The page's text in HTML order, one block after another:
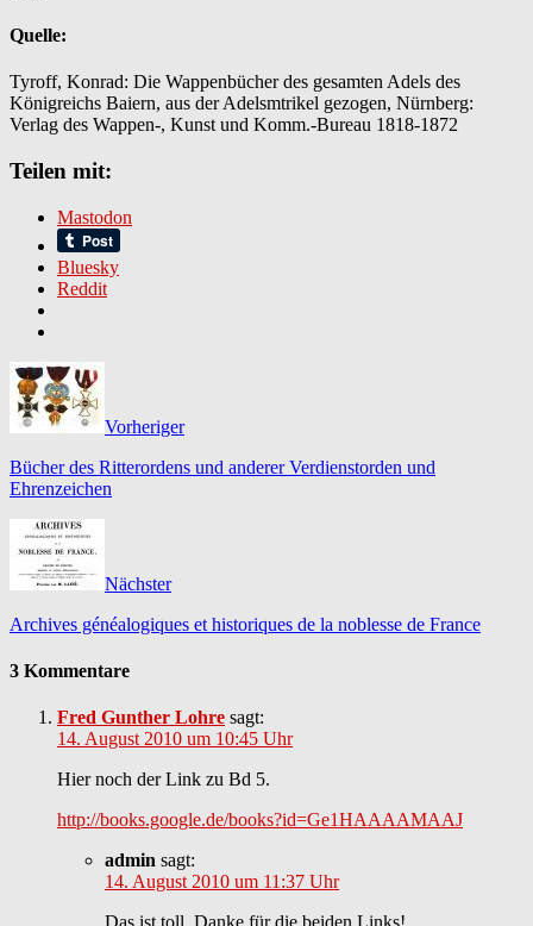
Quelle:
Tyroff, Konrad: Die Wappenbücher des gesamten Adels des
Königreichs Baiern, aus der Adelsmtrikel gezogen, Nürnberg:
Verlag des Wappen-, Kunst und Komm.-Bureau 1818-1872
Teilen mit:
Mastodon
Bluesky
Reddit
Vorheriger
Bücher des Ritterordens und anderer Verdienstorden und
Ehrenzeichen
Nächster
Archives généalogiques et historiques de la noblesse de France
3 Kommentare
Fred Gunther Lohre sagt:
14. August 2010 um 10:45 Uhr
Hier noch der Link zu Bd 5.
http://books.google.de/books?id=Ge1HAAAAMAAJ
admin sagt:
14. August 2010 um 11:37 Uhr